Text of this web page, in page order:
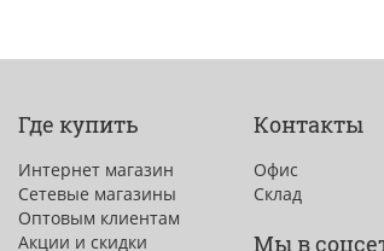
Где купить
Интернет магазин
Сетевые магазины
Оптовым клиентам
Акции и скидки
Контакты
Офис
Склад
Мы в